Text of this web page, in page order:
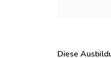
Diese